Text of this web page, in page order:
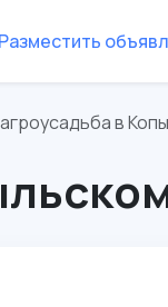
Разместить
в